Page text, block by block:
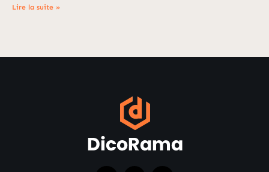
Lire la suite »